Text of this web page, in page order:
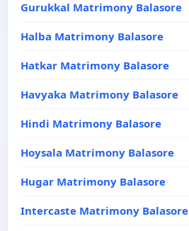
Gurukkal Matrimony Balasore
Halba Matrimony Balasore
Hatkar Matrimony Balasore
Havyaka Matrimony Balasore
Hindi Matrimony Balasore
Hoysala Matrimony Balasore
Hugar Matrimony Balasore
Intercaste Matrimony Balasore